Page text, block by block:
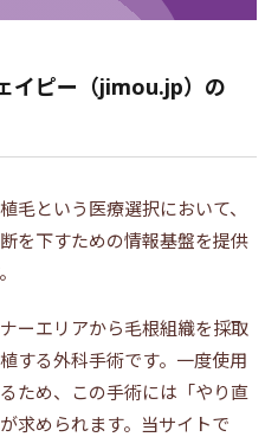
イピー（jimou.jp）の
毛という医療選択において、
を下すための情報基盤を提供
ーエリアから毛根組織を採取
する外科手術です。一度使用
ため、この手術には「やり直
求められます。当サイトで